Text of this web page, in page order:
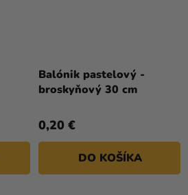
Balónik pastelový -
broskyňový 30 cm
0,20 €
DO KOŠÍKA